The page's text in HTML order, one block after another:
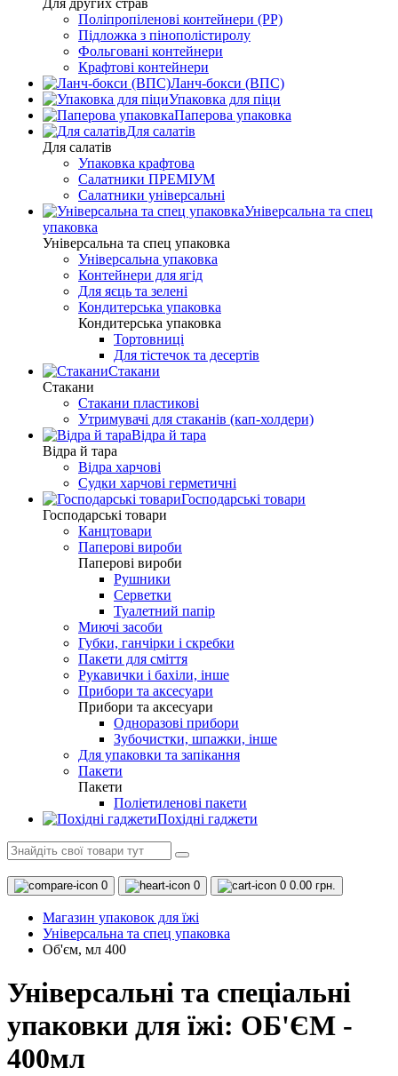
Для других страв
Поліпропіленові контейнери (PP)
Підложка з пінополістиролу
Фольговані контейнери
Крафтові контейнери
Ланч-бокси (ВПС)
Упаковка для піци
Паперова упаковка
Для салатів
Для салатів
Упаковка крафтова
Салатники ПРЕМІУМ
Салатники універсальні
Універсальна та спец
упаковка
Універсальна та спец упаковка
Універсальна упаковка
Контейнери для ягід
Для яєць та зелені
Кондитерська упаковка
Кондитерська упаковка
Тортовниці
Для тістечок та десертів
Стакани
Стакани
Стакани пластикові
Утримувачі для стаканів (кап-холдери)
Відра й тара
Відра й тара
Відра харчові
Судки харчові герметичні
Господарські товари
Господарські товари
Канцтовари
Паперові вироби
Паперові вироби
Рушники
Серветки
Туалетний папір
Миючі засоби
Губки, ганчірки і скребки
Пакети для сміття
Рукавички і бахіли, інше
Прибори та аксесуари
Прибори та аксесуари
Одноразові прибори
Зубочистки, шпажки, інше
Для упаковки та запікання
Пакети
Пакети
Поліетиленові пакети
Похідні гаджети
0 0 0 0.00 грн.
Магазин упаковок для їжі
Універсальна та спец упаковка
Об'єм, мл 400
Універсальні та спеціальні
упаковки для їжі: ОБ'ЄМ -
400мл